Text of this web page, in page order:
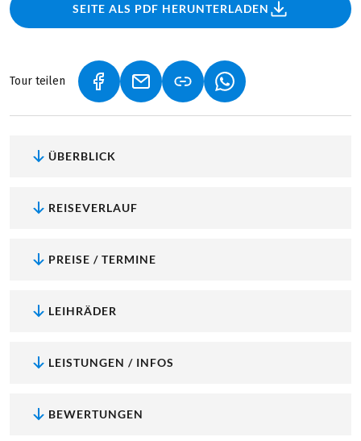
SEITE ALS PDF HERUNTERLADEN
Tour teilen (LINK ÖFFNET IN NEUEM TAB)
(LINK ÖFFNET IN NEUEM TAB)
(LINK ÖFFNET IN
ÜBERBLICK
REISEVERLAUF
PREISE / TERMINE
LEIHRÄDER
LEISTUNGEN / INFOS
BEWERTUNGEN